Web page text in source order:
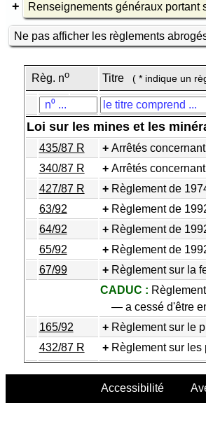
Renseignements généraux portant
Ne pas afficher les règlements
Règ. no Titre ( * indique un
Loi sur les mines et les
435/87 R
Arrêtés
340/87 R
Arrêtés
427/87 R
Règlement de
63/92
Règlement de
64/92
Règlement de
65/92
Règlement de
67/99
Règlement sur la
CADUC :
— a cessé d'être
165/92
Règlement sur le
432/87 R
Règlement sur
Accessibilité